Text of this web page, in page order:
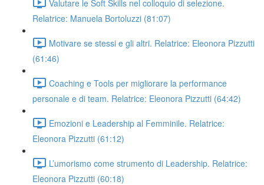
Valutare le Soft Skills nel colloquio di selezione.
Relatrice: Manuela Bortoluzzi (81:07)
Motivare se stessi e gli altri. Relatrice: Eleonora Pizzutti
(61:46)
Coaching e Tools per migliorare la performance
personale e di team. Relatrice: Eleonora Pizzutti (64:42)
Emozioni e Leadership al Femminile. Relatrice:
Eleonora Pizzutti (61:12)
L’umorismo come strumento di Leadership. Relatrice:
Eleonora Pizzutti (60:18)